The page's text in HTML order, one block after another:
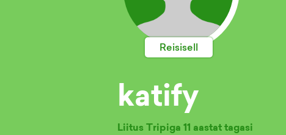
Reisisell
katify
Liitus Tripiga 11 aastat tagasi